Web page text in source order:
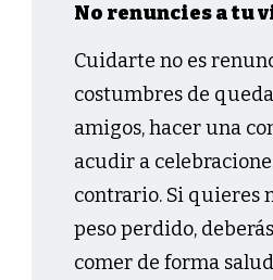
No renuncies a tu
Cuidarte no es
costumbres de
amigos, hacer una
acudir a
contrario. Si quieres
peso perdido,
comer de forma